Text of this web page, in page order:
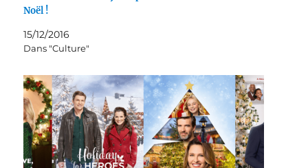
Noël !
15/12/2016
Dans "Culture"